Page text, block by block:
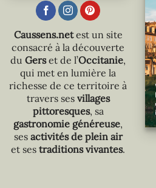
Caussens.netest un site
consacré à la découverte
du Gerset de l’Occitanie,
qui met en lumière la
richesse de ce territoire à
travers ses villages
pittoresques, sa
gastronomie généreuse,
ses activités de plein air
et ses traditions vivantes.